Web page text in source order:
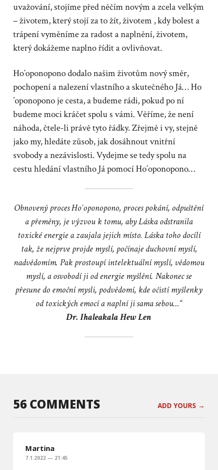
uvažování, stojíme před něčím novým a zcela velkým
– životem, který stojí za to žít, životem , kdy bolest a
trápení vyměníme za radost a naplnění, životem,
který dokážeme naplno řídit a ovlivňovat.
Ho´oponopono dodalo našim životům nový směr,
pochopení a nalezení vlastního a skutečného Já… Ho
´oponopono je cesta, a budeme rádi, pokud po ní
budeme moci kráčet spolu s vámi. Věříme, že není
náhoda, čtele-li právě tyto řádky. Zřejmě i vy, stejně
jako my, hledáte zůsob, jak dosáhnout vnitřní
svobody a nezávislosti. Vydejme se tedy spolu na
cestu hledání vlastního Já pomocí Ho´oponopono…
Obnovený proces Ho´oponopono, proces pokání, odpuštění
a přeměny, je výzvou k tomu, aby Láska odstranila
toxické energie a zaujala jejich místo. Láska toho docílí
tak, že nejprve projde myslí, počínaje duchovní myslí,
nadvědomím. Pak prostoupí intelektuální myslí, vědomou
myslí, a osvobodí ji od energie myšlění. Nakonec se
přesune do emoční mysli, podvědomí, kde očistí myšlenky
od toxických emocí a naplní ji sama sebou…“
Dr. Ihaleakala Hew Len
56 COMMENTS ADD YOURS →
Martina
7.1.2022 — 21:45